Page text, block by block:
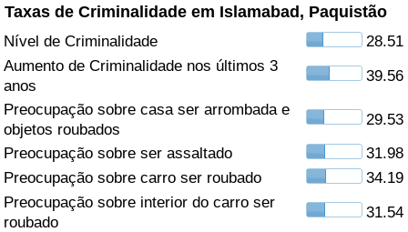
Taxas de Criminalidade em Islamabad, Paquistão
Nível de Criminalidade
28.51
Aumento de Criminalidade nos últimos 3
anos
39.56
Preocupação sobre casa ser arrombada e
objetos roubados
29.53
Preocupação sobre ser assaltado
31.98
Preocupação sobre carro ser roubado
34.19
Preocupação sobre interior do carro ser
roubado
31.54
Taxa do Indicador de Crime (Atual)
Indicador de Crime
Índice de criminalidade por país
Saúde
Indicador de Saúde (Atual)